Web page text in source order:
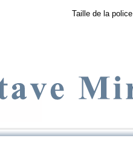
Taille de la police